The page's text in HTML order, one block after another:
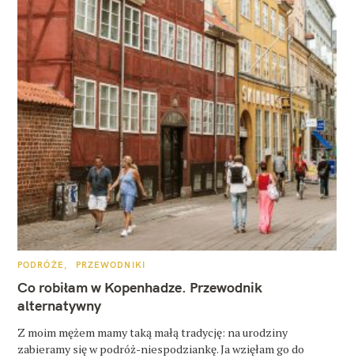
K
T
E
G
O
I
E
PODRÓŻE PRZEWODNIKI
Co robiłam w Kopenhadze. Przewodnik
alternatywny
Z moim mężem mamy taką małą tradycję: na urodziny
zabieramy się w podróż-niespodziankę. Ja wzięłam go do